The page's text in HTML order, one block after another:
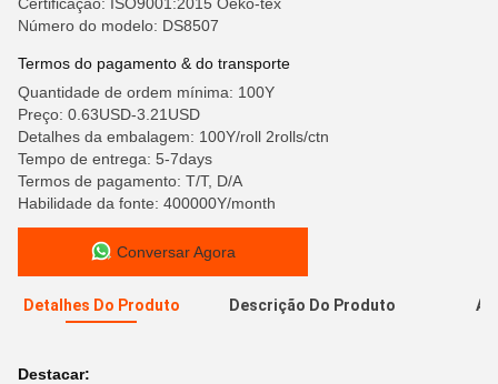
Número do modelo: DS8507
Termos do pagamento & do transporte
Quantidade de ordem mínima: 100Y
Preço: 0.63USD-3.21USD
Detalhes da embalagem: 100Y/roll 2rolls/ctn
Tempo de entrega: 5-7days
Termos de pagamento: T/T, D/A
Habilidade da fonte: 400000Y/month
Conversar Agora
Detalhes Do Produto Descrição Do Produto
Destacar: